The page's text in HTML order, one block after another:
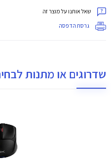
שאל אותנו על מוצר זה
גרסת הדפסה
שדרוגים או מתנות